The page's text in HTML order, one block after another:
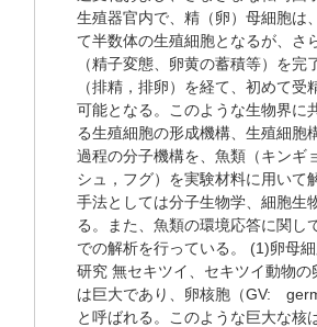
生殖器官内で、精（卵）母細胞は
て半数体の生殖細胞となるが、さ
（精子変態、卵黄の蓄積等）を完
（排精，排卵）を経て、初めて受
可能となる。このような生物界に
る生殖細胞の形成機構、生殖細胞
過程の分子機構を、魚類（キンギ
シュ，フグ）を実験材料に用いて
手法としては分子生物学、細胞生
る。また、魚類の環境応答に関し
での解析を行っている。 (1)卵母
研究 無セキツイ、セキツイ動物の
は巨大であり、卵核胞（GV:
と呼ばれる。このような巨大な核